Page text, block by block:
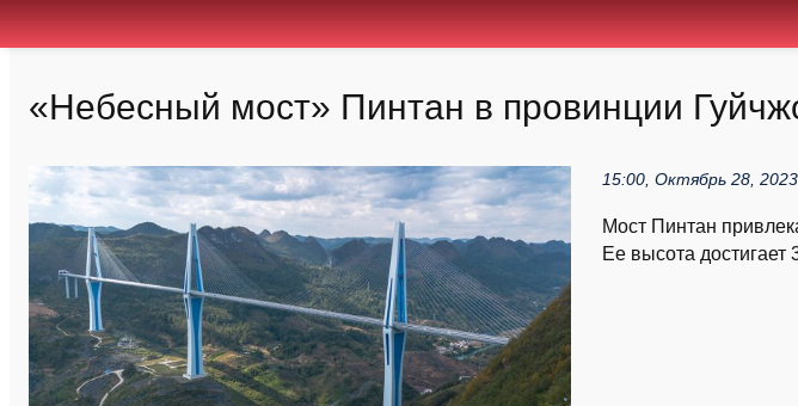
«Небесный мост» Пинтан в провинции
15:00, Октябрь 28, 2023
Мост Пинтан
Ее высота достигает